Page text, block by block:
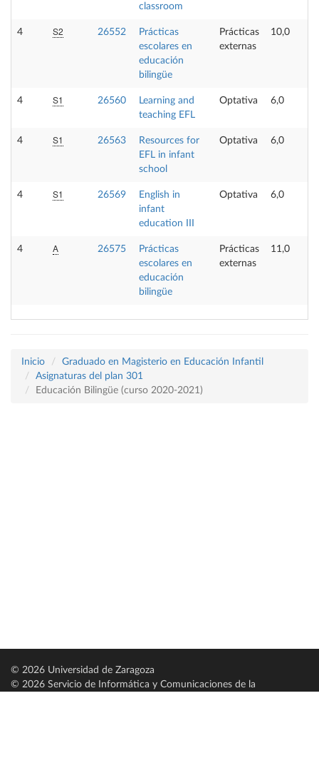
classroom
4 S2 26552
Prácticas
escolares en
educación
bilingüe
Prácticas
externas
10,0
4 S1 26560
Learning and
teaching EFL
Optativa 6,0
4 S1 26563
Resources for
EFL in infant
school
Optativa 6,0
4 S1 26569
English in
infant
education III
Optativa 6,0
4 A 26575
Prácticas
escolares en
educación
bilingüe
Prácticas
externas
11,0
Inicio
Graduado en Magisterio en Educación Infantil
Asignaturas del plan 301
Educación Bilingüe (curso 2020-2021)
© 2026 Universidad de Zaragoza
© 2026 Servicio de Informática y Comunicaciones de la